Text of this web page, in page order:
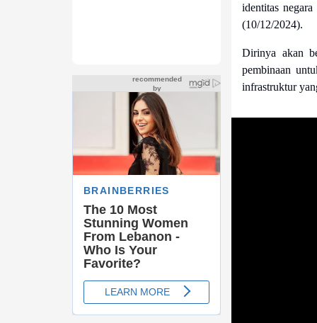
identitas
(10/12/2024).
Dirinya akan
pembinaan
infrastruktur